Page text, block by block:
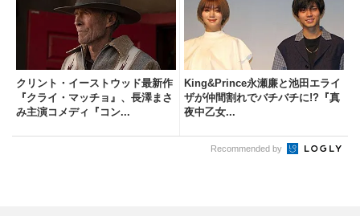
クリント・イーストウッド最新作
『クライ・マッチョ』、長澤まさ
み主演コメディ『コン...
King&Prince永瀬廉と池田エライ
ザが仲間割れでバチバチに!?『真
夜中乙女...
Recommended by